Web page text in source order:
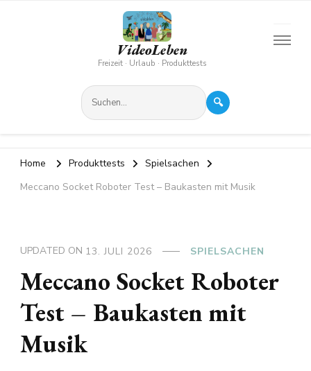
VideoLeben
Freizeit · Urlaub · Produkttests
🔍
Home Produkttests
Spielsachen
Meccano Socket Roboter Test – Baukasten mit Musik
UPDATED ON 13. JULI 2026 SPIELSACHEN
Meccano Socket Roboter
Test – Baukasten mit
Musik